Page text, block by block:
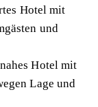
Hotel mit
und
Hotel mit
Lage und